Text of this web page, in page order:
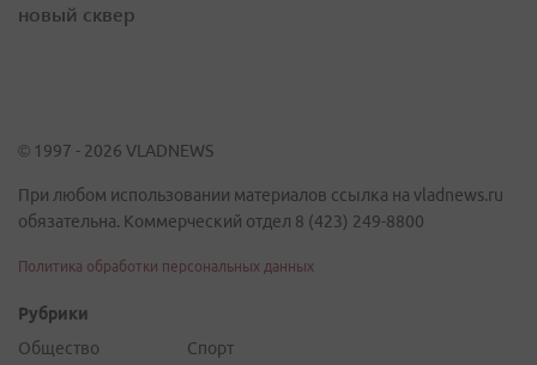
новый сквер
© 1997 - 2026 VLADNEWS
При любом использовании материалов ссылка на vladnews.ru
обязательна. Коммерческий отдел 8 (423) 249-8800
Политика обработки персональных данных
Рубрики
Общество
Спорт